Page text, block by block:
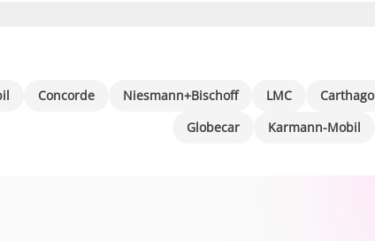
Carthago
LMC
Niesmann+Bischoff
Concorde
Karmann-Mobil
Globecar